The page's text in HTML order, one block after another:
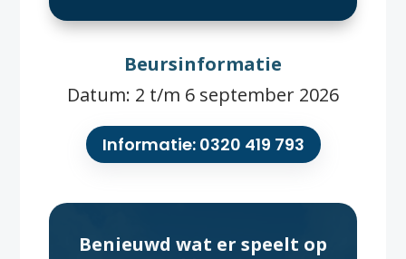
Beursinformatie
Datum: 2 t/m 6 september 2026
Informatie: 0320 419 793
Benieuwd wat er speelt op